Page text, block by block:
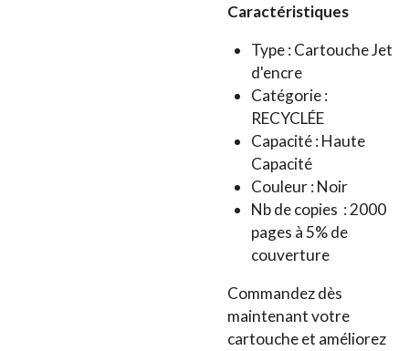
Caractéristiques
Type : Cartouche Jet
d'encre
Catégorie :
RECYCLÉE
Capacité : Haute
Capacité
Couleur : Noir
Nb de copies : 2000
pages à 5% de
couverture
Commandez dès
maintenant votre
cartouche et améliorez